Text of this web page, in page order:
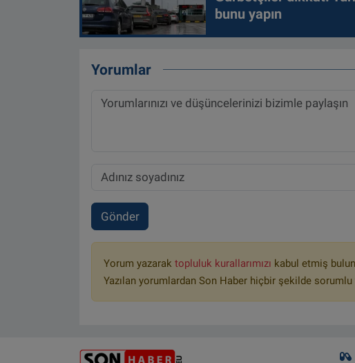
bunu yapın
Yorumlar
Gönder
Yorum yazarak topluluk kurallarımızı kabul etmiş
Yazılan yorumlardan Son Haber hiçbir şekilde